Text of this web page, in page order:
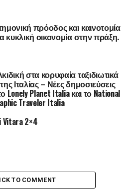
αντίστοιχα, οι
S.A.) και
με τα νούμερα 24 και 2,
με τραγικό τρόπο.
πήρε επάξια η«Μπλε #24»ομάδα.
αναμνηστικά μετάλλια
η Πρόεδρος της W.I.N. Hellas,
εδώ
πρόοδος και καινοτομία
κυκλική οικονομία στην πράξη.
στα κορυφαία ταξιδιωτικά
Ιταλίας – Νέες δημοσιεύσεις
Lonely Planet Italia και το National
Traveler Italia
Vitara 2×4
TO COMMENT